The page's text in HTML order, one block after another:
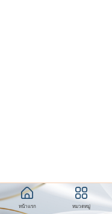
หน้าแรก หมวดหมู่